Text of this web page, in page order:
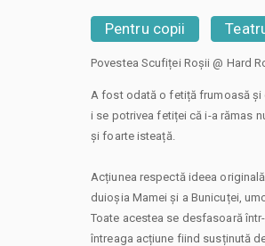
Pentru copii
Povestea Scufiței Roșii @ Hard
A fost odată o fetiță frumoasă și
i se potrivea fetiței că i-a rămas
și foarte isteață.
Acțiunea respectă ideea
duioșia Mamei și a Bunicuței,
Toate acestea se desfasoară
întreaga acțiune fiind susținută